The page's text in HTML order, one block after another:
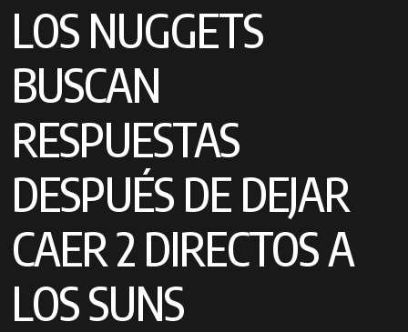
LOS NUGGETS
BUSCAN
RESPUESTAS
DESPUÉS DE DEJAR
CAER 2 DIRECTOS A
LOS SUNS